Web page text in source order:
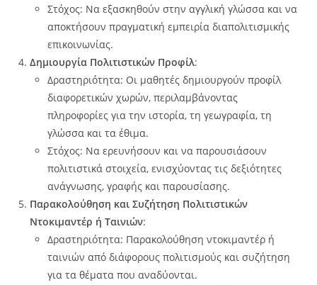
Στόχος: Να εξασκηθούν στην αγγλική γλώσσα και να
αποκτήσουν πραγματική εμπειρία διαπολιτισμικής
επικοινωνίας.
Δημιουργία Πολιτιστικών Προφίλ:
Δραστηριότητα: Οι μαθητές δημιουργούν προφίλ
διαφορετικών χωρών, περιλαμβάνοντας
πληροφορίες για την ιστορία, τη γεωγραφία, τη
γλώσσα και τα έθιμα.
Στόχος: Να ερευνήσουν και να παρουσιάσουν
πολιτιστικά στοιχεία, ενισχύοντας τις δεξιότητες
ανάγνωσης, γραφής και παρουσίασης.
Παρακολούθηση και Συζήτηση Πολιτιστικών
Ντοκιμαντέρ ή Ταινιών:
Δραστηριότητα: Παρακολούθηση ντοκιμαντέρ ή
ταινιών από διάφορους πολιτισμούς και συζήτηση
για τα θέματα που αναδύονται.